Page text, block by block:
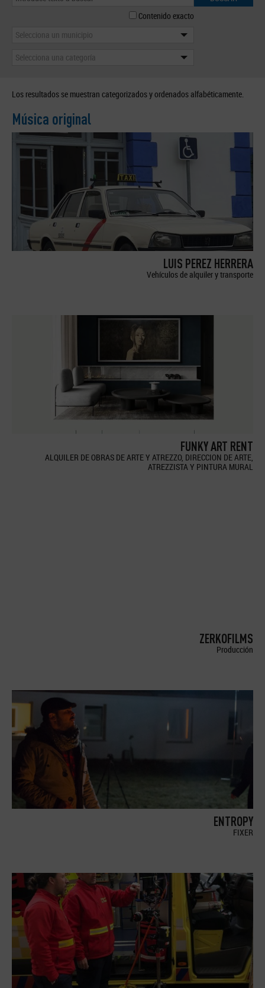
Contenido exacto
Selecciona un municipio
Selecciona una categoría
Los resultados se muestran categorizados y ordenados alfabéticamente.
Música original
LUIS PEREZ HERRERA
Vehículos de alquiler y transporte
FUNKY ART RENT
ALQUILER DE OBRAS DE ARTE Y ATREZZO, DIRECCION DE ARTE,
ATREZZISTA Y PINTURA MURAL
ZERKOFILMS
Producción
ENTROPY
FIXER